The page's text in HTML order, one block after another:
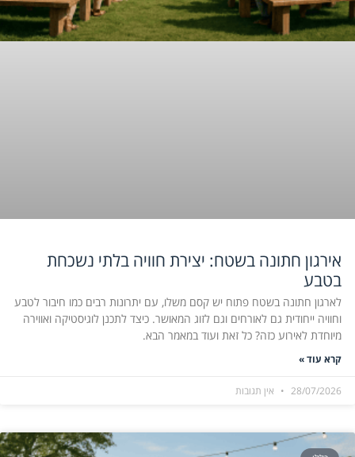
אירגון חתונה בשטח: יצירת חוויה בלתי נשכחת
בטבע
לארגון חתונה בשטח פתוח יש קסם משלו, עם יתרונות רבים כמו חיבור לטבע
וחוויה ייחודית גם לאורחים וגם לזוג המאושר. כיצד לתכנן לוגיסטיקה ואווירה
מיוחדת לאירוע כזה? כל זאת ועוד במאמר הבא.
קרא עוד »
28/07/2026 אין תגובות